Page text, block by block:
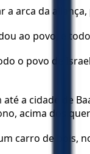
a arca da
ao povo, e
o povo de
até a cidade de
acima dos
carro de bois,